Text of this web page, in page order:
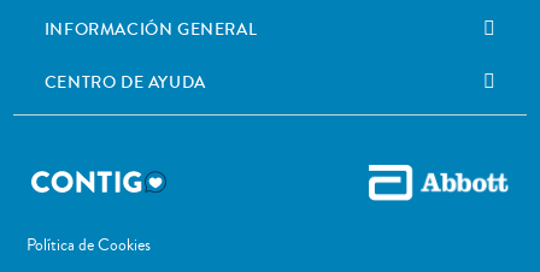
INFORMACIÓN GENERAL
CENTRO DE AYUDA
Política de Cookies